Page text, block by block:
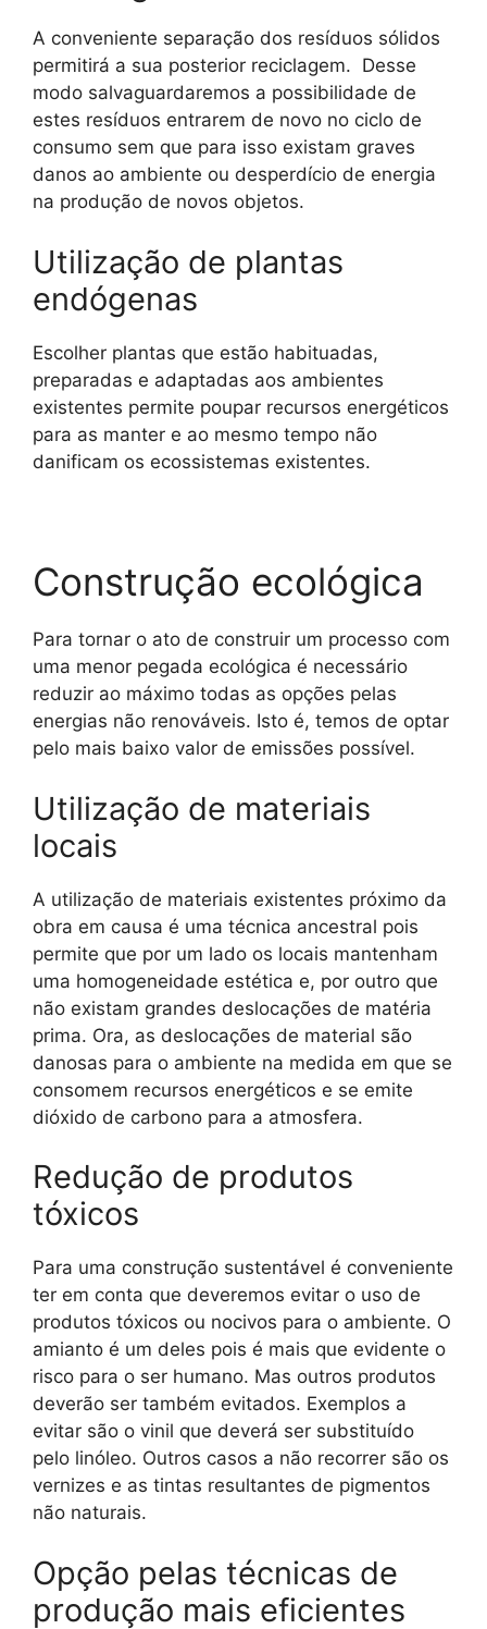
A conveniente separação dos resíduos sólidos
permitirá a sua posterior reciclagem. Desse
modo salvaguardaremos a possibilidade de
estes resíduos entrarem de novo no ciclo de
consumo sem que para isso existam graves
danos ao ambiente ou desperdício de energia
na produção de novos objetos.
Utilização de plantas
endógenas
Escolher plantas que estão habituadas,
preparadas e adaptadas aos ambientes
existentes permite poupar recursos energéticos
para as manter e ao mesmo tempo não
danificam os ecossistemas existentes.
Construção ecológica
Para tornar o ato de construir um processo com
uma menor pegada ecológica é necessário
reduzir ao máximo todas as opções pelas
energias não renováveis. Isto é, temos de optar
pelo mais baixo valor de emissões possível.
Utilização de materiais
locais
A utilização de materiais existentes próximo da
obra em causa é uma técnica ancestral pois
permite que por um lado os locais mantenham
uma homogeneidade estética e, por outro que
não existam grandes deslocações de matéria
prima. Ora, as deslocações de material são
danosas para o ambiente na medida em que se
consomem recursos energéticos e se emite
dióxido de carbono para a atmosfera.
Redução de produtos
tóxicos
Para uma construção sustentável é conveniente
ter em conta que deveremos evitar o uso de
produtos tóxicos ou nocivos para o ambiente. O
amianto é um deles pois é mais que evidente o
risco para o ser humano. Mas outros produtos
deverão ser também evitados. Exemplos a
evitar são o vinil que deverá ser substituído
pelo linóleo. Outros casos a não recorrer são os
vernizes e as tintas resultantes de pigmentos
não naturais.
Opção pelas técnicas de
produção mais eficientes